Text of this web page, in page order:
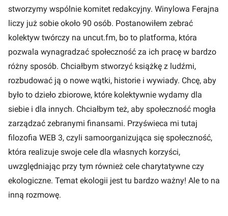
stworzymy wspólnie komitet redakcyjny. Winylowa Ferajna
liczy już sobie około 90 osób. Postanowiłem zebrać
kolektyw twórczy na uncut.fm, bo to platforma, która
pozwala wynagradzać społeczność za ich pracę w bardzo
różny sposób. Chciałbym stworzyć książkę z ludźmi,
rozbudować ją o nowe wątki, historie i wywiady. Chcę, aby
było to dzieło zbiorowe, które kolektywnie wydamy dla
siebie i dla innych. Chciałbym też, aby społeczność mogła
zarządzać zebranymi finansami. Przyświeca mi tutaj
filozofia WEB 3, czyli samoorganizująca się społeczność,
która realizuje swoje cele dla własnych korzyści,
uwzględniając przy tym również cele charytatywne czy
ekologiczne. Temat ekologii jest tu bardzo ważny! Ale to na
inną rozmowę.